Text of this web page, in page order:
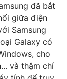
đã bắt
giữa điện
Samsung
Galaxy có
cho
và thậm chí